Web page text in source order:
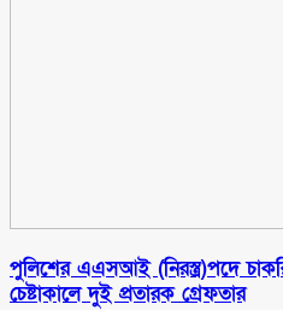
পুলিশের এএসআই (নিরস্ত্র)পদে
চেষ্টাকালে দুই প্রতারক গ্রেফতার